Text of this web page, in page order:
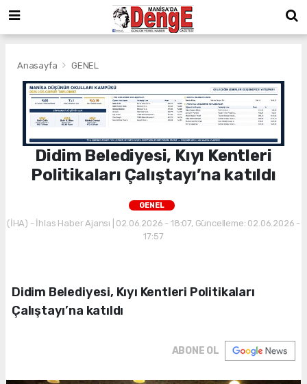
Anasayfa GENEL
Didim Belediyesi, Kıyı Kentleri
Politikaları Çalıştayı’na katıldı
GENEL
(İHA) - İhlas Haber Ajansı | 02.06.2026 - 18:07, Güncelleme: 02.06.2026 -
17:57
Didim Belediyesi, Kıyı Kentleri Politikaları
Çalıştayı’na katıldı
ABONE OL